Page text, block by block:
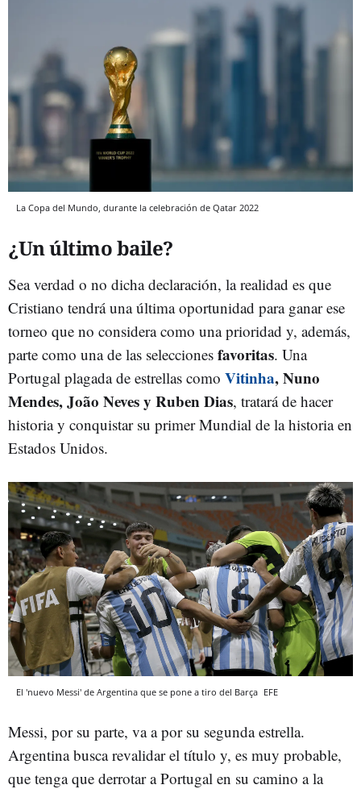
La Copa del Mundo, durante la celebración de Qatar 2022
¿Un último baile?
Sea verdad o no dicha declaración, la realidad es que
Cristiano tendrá una última oportunidad para ganar ese
torneo que no considera como una prioridad y, además,
parte como una de las selecciones favoritas. Una
Portugal plagada de estrellas como Vitinha, Nuno
Mendes, João Neves y Ruben Dias, tratará de hacer
historia y conquistar su primer Mundial de la historia en
Estados Unidos.
El 'nuevo Messi' de Argentina que se pone a tiro del Barça EFE
Messi, por su parte, va a por su segunda estrella.
Argentina busca revalidar el título y, es muy probable,
que tenga que derrotar a Portugal en su camino a la